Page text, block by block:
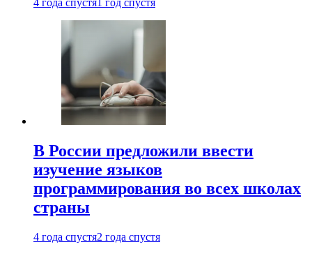
4 года спустя 1 год спустя
В России предложили ввести
изучение языков
программирования во всех школах
страны
4 года спустя2 года спустя